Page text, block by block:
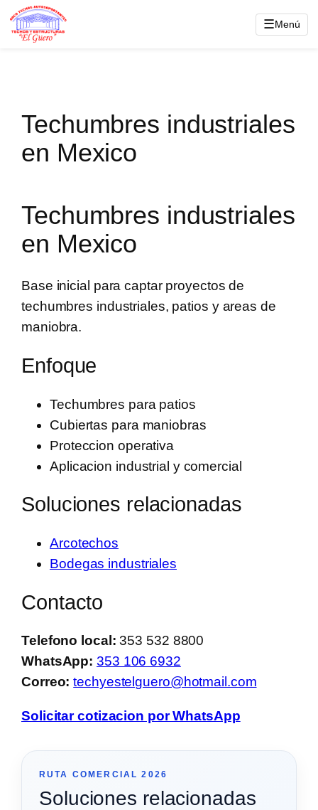
Saltar
☰Menú
Techumbres industriales
en Mexico
Techumbres industriales
en Mexico
Base inicial para captar proyectos de
techumbres industriales, patios y areas de
maniobra.
Enfoque
Techumbres para patios
Cubiertas para maniobras
Proteccion operativa
Aplicacion industrial y comercial
Soluciones relacionadas
Arcotechos
Bodegas industriales
Contacto
Telefono local: 353 532 8800
WhatsApp: 353 106 6932
Correo: techyestelguero@hotmail.com
Solicitar cotizacion por WhatsApp
RUTA COMERCIAL 2026
Soluciones relacionadas